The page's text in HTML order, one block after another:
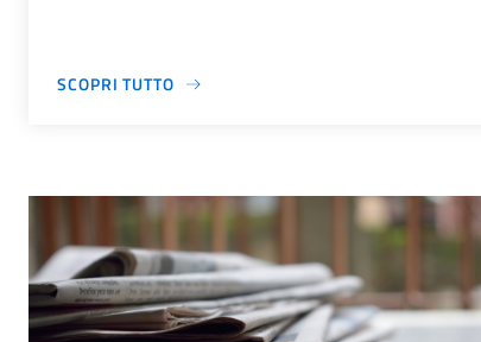
SCOPRI TUTTO